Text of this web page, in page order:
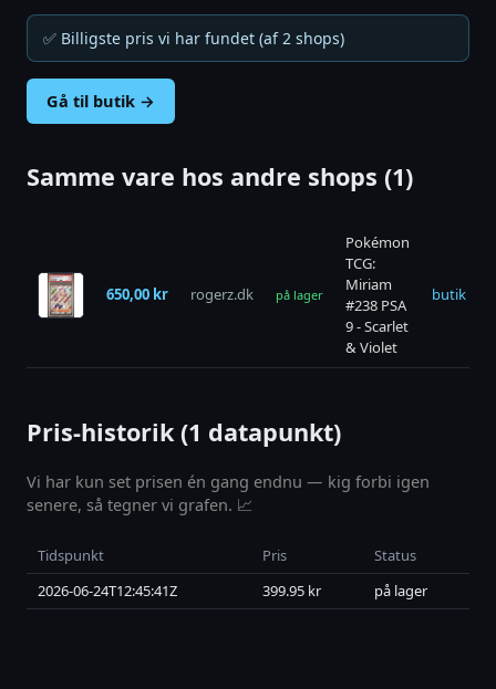
✅ Billigste pris vi har fundet (af 2 shops)
Gå til butik →
Samme vare hos andre shops (1)
650,00 kr rogerz.dk på lager
Pokémon
TCG:
Miriam
#238 PSA
9 - Scarlet
& Violet
butik →
Pris-historik (1 datapunkt)
Vi har kun set prisen én gang endnu — kig forbi igen
senere, så tegner vi grafen. 📈
Tidspunkt Pris
Status
2026-06-24T12:45:41Z
399.95 kr på lager